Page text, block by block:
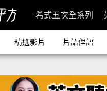
希式五次全系列
精選影片 片語俚語